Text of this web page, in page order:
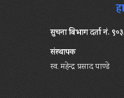
सुचना बिभाग दर्ता नं.
संस्थापक
स्व. महेन्द्र प्रसाद पाण्डे